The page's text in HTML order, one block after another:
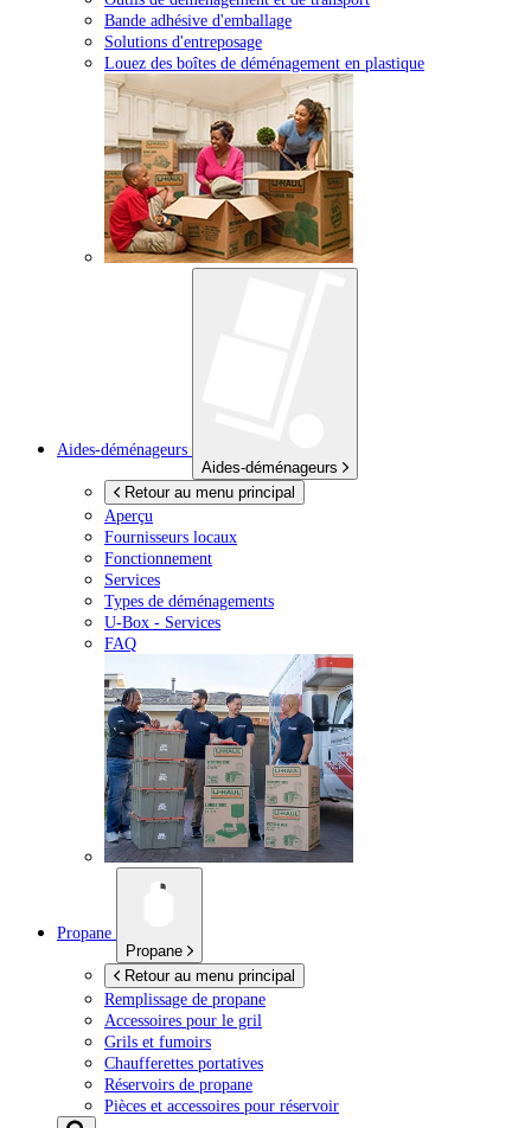
Bande adhésive d'emballage
Solutions d'entreposage
Louez des boîtes de déménagement en plastique
Aides-déménageurs
Aides-déménageurs
Retour au menu principal
Aperçu
Fournisseurs locaux
Fonctionnement
Services
Types de déménagements
U-Box - Services
FAQ
Propane
Propane
Retour au menu principal
Remplissage de propane
Accessoires pour le gril
Grils et fumoirs
Chaufferettes portatives
Réservoirs de propane
Pièces et accessoires pour réservoir